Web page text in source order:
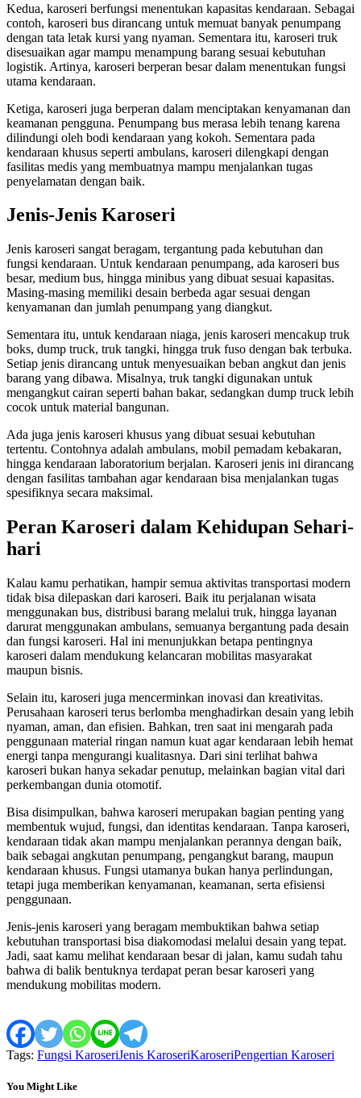
Kedua, karoseri berfungsi menentukan kapasitas kendaraan. Sebagai
contoh, karoseri bus dirancang untuk memuat banyak penumpang
dengan tata letak kursi yang nyaman. Sementara itu, karoseri truk
disesuaikan agar mampu menampung barang sesuai kebutuhan
logistik. Artinya, karoseri berperan besar dalam menentukan fungsi
utama kendaraan.
Ketiga, karoseri juga berperan dalam menciptakan kenyamanan dan
keamanan pengguna. Penumpang bus merasa lebih tenang karena
dilindungi oleh bodi kendaraan yang kokoh. Sementara pada
kendaraan khusus seperti ambulans, karoseri dilengkapi dengan
fasilitas medis yang membuatnya mampu menjalankan tugas
penyelamatan dengan baik.
Jenis-Jenis Karoseri
Jenis karoseri sangat beragam, tergantung pada kebutuhan dan
fungsi kendaraan. Untuk kendaraan penumpang, ada karoseri bus
besar, medium bus, hingga minibus yang dibuat sesuai kapasitas.
Masing-masing memiliki desain berbeda agar sesuai dengan
kenyamanan dan jumlah penumpang yang diangkut.
Sementara itu, untuk kendaraan niaga, jenis karoseri mencakup truk
boks, dump truck, truk tangki, hingga truk fuso dengan bak terbuka.
Setiap jenis dirancang untuk menyesuaikan beban angkut dan jenis
barang yang dibawa. Misalnya, truk tangki digunakan untuk
mengangkut cairan seperti bahan bakar, sedangkan dump truck lebih
cocok untuk material bangunan.
Ada juga jenis karoseri khusus yang dibuat sesuai kebutuhan
tertentu. Contohnya adalah ambulans, mobil pemadam kebakaran,
hingga kendaraan laboratorium berjalan. Karoseri jenis ini dirancang
dengan fasilitas tambahan agar kendaraan bisa menjalankan tugas
spesifiknya secara maksimal.
Peran Karoseri dalam Kehidupan Sehari-
hari
Kalau kamu perhatikan, hampir semua aktivitas transportasi modern
tidak bisa dilepaskan dari karoseri. Baik itu perjalanan wisata
menggunakan bus, distribusi barang melalui truk, hingga layanan
darurat menggunakan ambulans, semuanya bergantung pada desain
dan fungsi karoseri. Hal ini menunjukkan betapa pentingnya
karoseri dalam mendukung kelancaran mobilitas masyarakat
maupun bisnis.
Selain itu, karoseri juga mencerminkan inovasi dan kreativitas.
Perusahaan karoseri terus berlomba menghadirkan desain yang lebih
nyaman, aman, dan efisien. Bahkan, tren saat ini mengarah pada
penggunaan material ringan namun kuat agar kendaraan lebih hemat
energi tanpa mengurangi kualitasnya. Dari sini terlihat bahwa
karoseri bukan hanya sekadar penutup, melainkan bagian vital dari
perkembangan dunia otomotif.
Bisa disimpulkan, bahwa karoseri merupakan bagian penting yang
membentuk wujud, fungsi, dan identitas kendaraan. Tanpa karoseri,
kendaraan tidak akan mampu menjalankan perannya dengan baik,
baik sebagai angkutan penumpang, pengangkut barang, maupun
kendaraan khusus. Fungsi utamanya bukan hanya perlindungan,
tetapi juga memberikan kenyamanan, keamanan, serta efisiensi
penggunaan.
Jenis-jenis karoseri yang beragam membuktikan bahwa setiap
kebutuhan transportasi bisa diakomodasi melalui desain yang tepat.
Jadi, saat kamu melihat kendaraan besar di jalan, kamu sudah tahu
bahwa di balik bentuknya terdapat peran besar karoseri yang
mendukung mobilitas modern.
Tags: Fungsi KaroseriJenis KaroseriKaroseriPengertian Karoseri
You Might Like